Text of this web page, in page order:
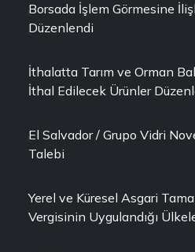
Borsada İşlem Görmesine
Düzenlendi
İthalatta Tarım ve Orman
İthal Edilecek Ürünler
El Salvador / Grupo Vidri
Talebi
Yerel ve Küresel Asgari
Vergisinin Uygulandığı